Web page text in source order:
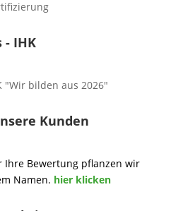
- IHK
Kunden
Ihre Bewertung pflanzen wir
Namen. hier klicken